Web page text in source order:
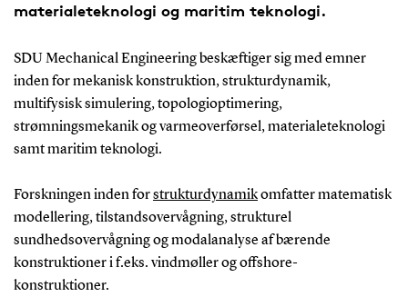
materialeteknologi og maritim teknologi.
SDU Mechanical Engineering beskæftiger sig med emner
inden for mekanisk konstruktion, strukturdynamik,
multifysisk simulering, topologioptimering,
strømningsmekanik og varmeoverførsel, materialeteknologi
samt maritim teknologi.
Forskningen inden forstrukturdynamikomfatter matematisk
modellering, tilstandsovervågning, strukturel
sundhedsovervågning og modalanalyse af bærende
konstruktioner i f.eks. vindmøller og offshore-
konstruktioner.